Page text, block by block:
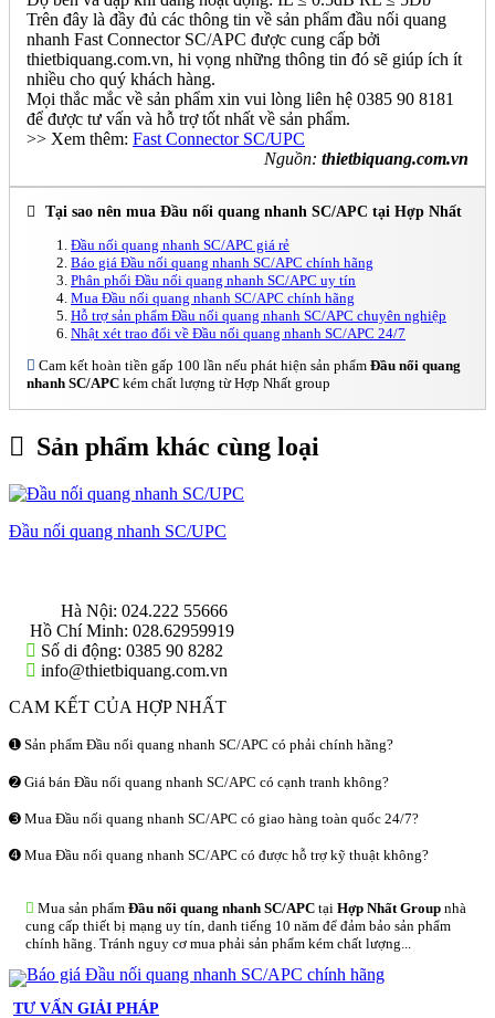
Trên đây là đầy đủ các thông tin về sản phẩm đầu nối quang
nhanh Fast Connector SC/APC được cung cấp bởi
thietbiquang.com.vn, hi vọng những thông tin đó sẽ giúp ích ít
nhiều cho quý khách hàng.
Mọi thắc mắc về sản phẩm xin vui lòng liên hệ 0385 90 8181
để được tư vấn và hỗ trợ tốt nhất về sản phẩm.
>> Xem thêm: Fast Connector SC/UPC
Nguồn: thietbiquang.com.vn
Tại sao nên mua Đầu nối quang nhanh SC/APC tại Hợp Nhất
Đầu nối quang nhanh SC/APC giá rẻ
Báo giá Đầu nối quang nhanh SC/APC chính hãng
Phân phối Đầu nối quang nhanh SC/APC uy tín
Mua Đầu nối quang nhanh SC/APC chính hãng
Hỗ trợ sản phẩm Đầu nối quang nhanh SC/APC chuyên nghiệp
Nhật xét trao đổi về Đầu nối quang nhanh SC/APC 24/7
Cam kết hoàn tiền gấp 100 lần nếu phát hiện sản phẩm Đầu nối quang
nhanh SC/APC kém chất lượng từ Hợp Nhất group
Sản phẩm khác cùng loại
Đầu nối quang nhanh SC/UPC
Hà Nội: 024.222 55666
Hồ Chí Minh: 028.62959919
Số di động: 0385 90 8282
info@thietbiquang.com.vn
CAM KẾT CỦA HỢP NHẤT
➊ Sản phẩm Đầu nối quang nhanh SC/APC có phải chính hãng?
➋ Giá bán Đầu nối quang nhanh SC/APC có cạnh tranh không?
➌ Mua Đầu nối quang nhanh SC/APC có giao hàng toàn quốc 24/7?
➍ Mua Đầu nối quang nhanh SC/APC có được hỗ trợ kỹ thuật không?
Mua sản phẩm Đầu nối quang nhanh SC/APC tại Hợp Nhất Group nhà
cung cấp thiết bị mạng uy tín, danh tiếng 10 năm để đảm bảo sản phẩm
chính hãng. Tránh nguy cơ mua phải sản phẩm kém chất lượng...
TƯ VẤN GIẢI PHÁP